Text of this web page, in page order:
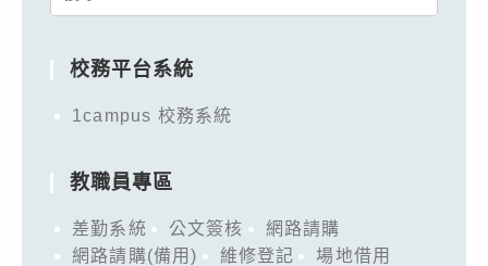
校務平台系統
1campus 校務系統
教職員專區
差勤系統 公文簽核
網路請購
網路請購(備用)
維修登記
場地借用